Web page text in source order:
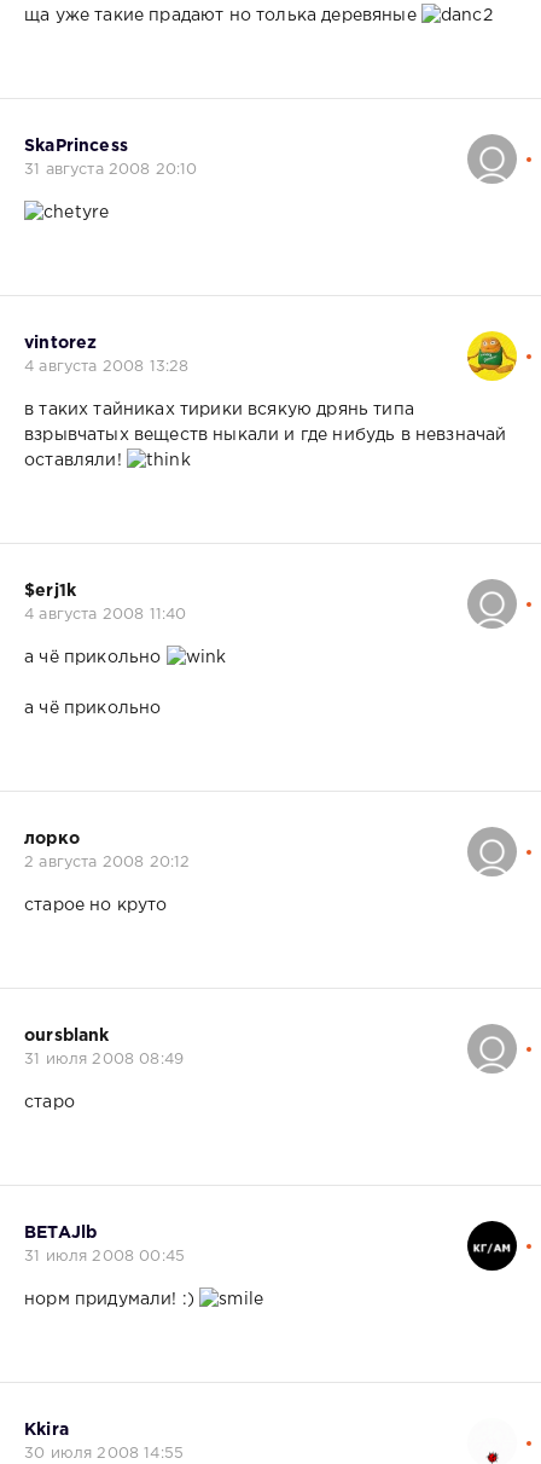
ща уже такие прадают но толька деревяные
SkaPrincess
31 августа 2008 20:10
vintorez
4 августа 2008 13:28
в таких тайниках тирики всякую дрянь типа
взрывчатых веществ ныкали и где нибудь в невзначай
оставляли!
$erj1k
4 августа 2008 11:40
а чё прикольно
а чё прикольно
лорко
2 августа 2008 20:12
старое но круто
oursblank
31 июля 2008 08:49
старо
BETAJlb
31 июля 2008 00:45
норм придумали! :)
Kkira
30 июля 2008 14:55